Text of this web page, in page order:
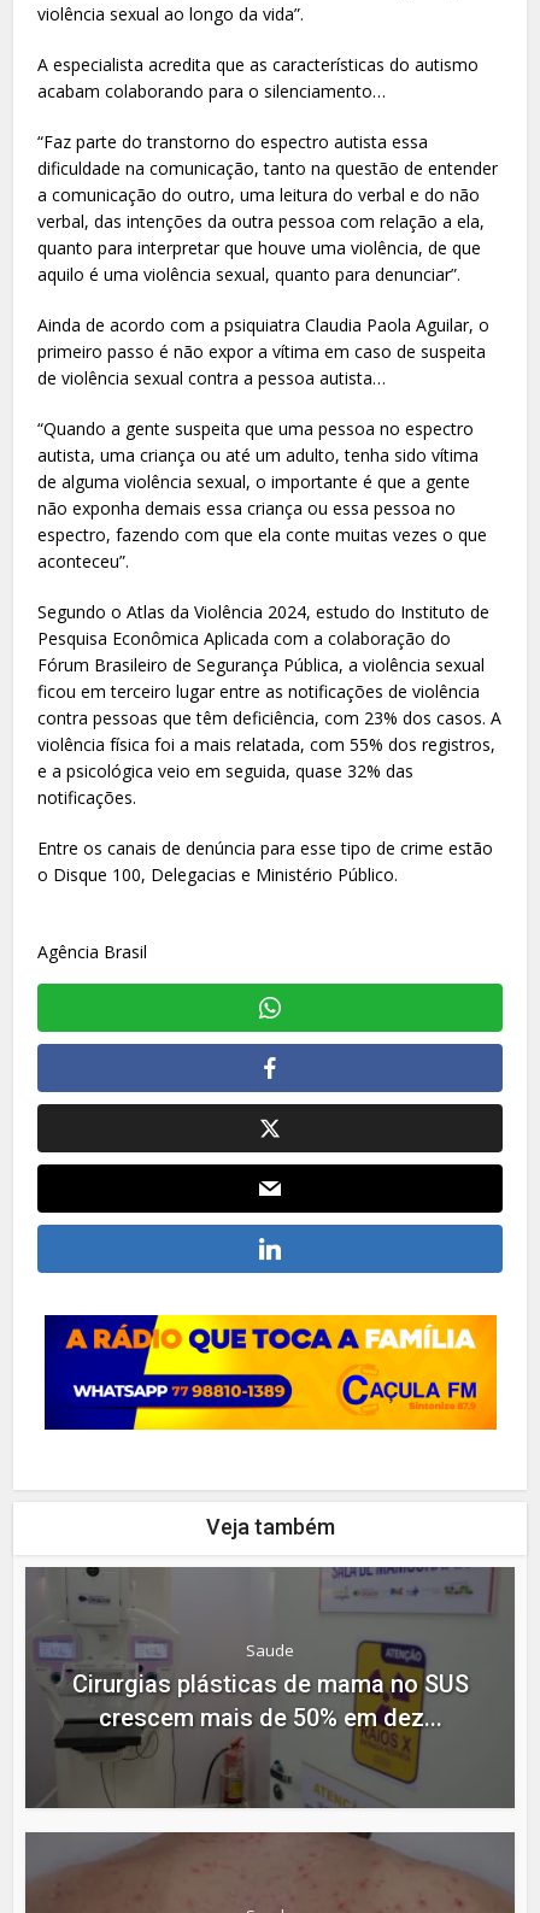
violência sexual ao longo da vida”.
A especialista acredita que as características do autismo
acabam colaborando para o silenciamento…
“Faz parte do transtorno do espectro autista essa
dificuldade na comunicação, tanto na questão de entender
a comunicação do outro, uma leitura do verbal e do não
verbal, das intenções da outra pessoa com relação a ela,
quanto para interpretar que houve uma violência, de que
aquilo é uma violência sexual, quanto para denunciar”.
Ainda de acordo com a psiquiatra Claudia Paola Aguilar, o
primeiro passo é não expor a vítima em caso de suspeita
de violência sexual contra a pessoa autista…
“Quando a gente suspeita que uma pessoa no espectro
autista, uma criança ou até um adulto, tenha sido vítima
de alguma violência sexual, o importante é que a gente
não exponha demais essa criança ou essa pessoa no
espectro, fazendo com que ela conte muitas vezes o que
aconteceu”.
Segundo o Atlas da Violência 2024, estudo do Instituto de
Pesquisa Econômica Aplicada com a colaboração do
Fórum Brasileiro de Segurança Pública, a violência sexual
ficou em terceiro lugar entre as notificações de violência
contra pessoas que têm deficiência, com 23% dos casos. A
violência física foi a mais relatada, com 55% dos registros,
e a psicológica veio em seguida, quase 32% das
notificações.
Entre os canais de denúncia para esse tipo de crime estão
o Disque 100, Delegacias e Ministério Público.
Agência Brasil
Veja também
Saude
Cirurgias plásticas de mama no SUS
crescem mais de 50% em dez...